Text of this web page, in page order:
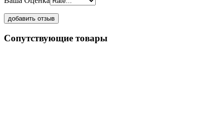
Сопутствующие товары